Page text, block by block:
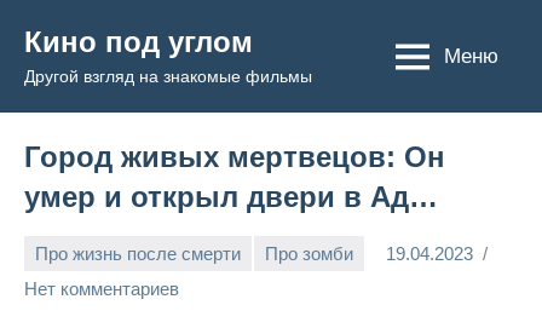
содержимому
Кино под углом
Другой взгляд на знакомые фильмы
Меню
Город живых мертвецов: Он
умер и открыл двери в Ад…
Про жизнь после смерти Про зомби
19.04.2023
Admin
Нет комментариев